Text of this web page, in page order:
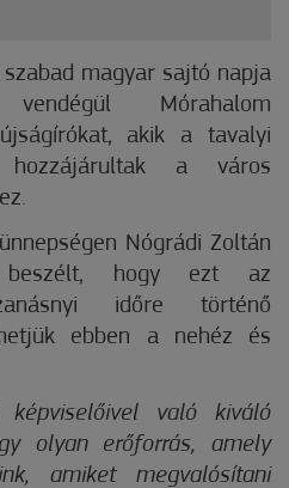
magyar sajtó napja
Mórahalom
akik a tavalyi
hozzájárultak a város
Nógrádi Zoltán
beszélt, hogy ezt az
időre történő
ebben a nehéz és
való kiváló
olyan erőforrás, amely
amiket megvalósítani